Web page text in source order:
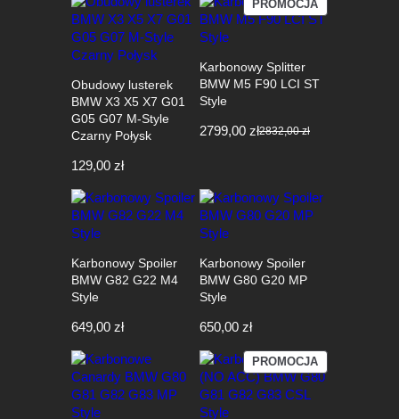
wynosiła:
1382,00 zł.
wynosi:
1299,00 zł.
Obudowy lusterek
BMW X3 X5 X7 G01
G05 G07 M-Style
Czarny Połysk
129,00 zł
PROMOCJAPRODUKT
W
Karbonowy Splitter
BMW M5 F90 LCI ST
Style
2832,00zł
Pierwotna
2832,00 zł.
2799,00 zł
Aktualna
2799,00 zł.
Karbonowy Spoiler
BMW G82 G22 M4
Style
649,00 zł
Karbonowy Spoiler
BMW G80 G20 MP
Style
650,00 zł
PROMOCJAPRODUKT
W